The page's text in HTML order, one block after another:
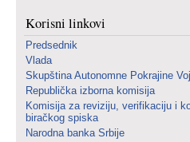
Korisni linkovi
Predsednik
Vlada
Skupština Autonomne Pokrajine
Republička izborna komisija
Komisija za reviziju, verifikaciju i
biračkog spiska
Narodna banka Srbije